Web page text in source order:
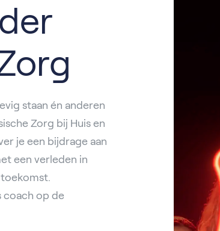
staan én anderen
Zorg bij Huis en
je een bijdrage aan
een verleden in
coach op de